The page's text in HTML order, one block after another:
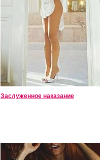
Заслуженное наказание